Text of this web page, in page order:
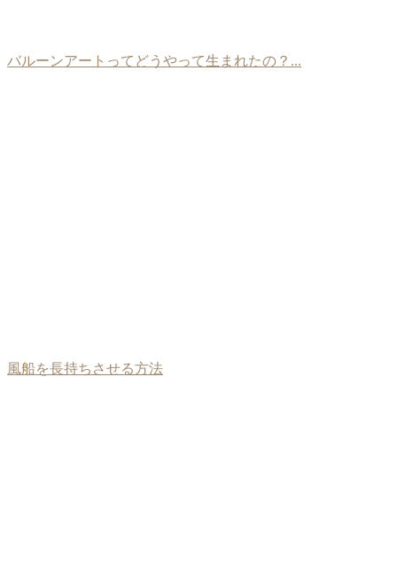
バルーンアートってどうやって生まれたの？...
風船を長持ちさせる方法